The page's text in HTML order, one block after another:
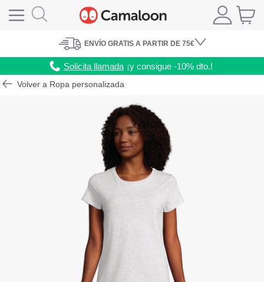
ENVÍO GRATIS A PARTIR DE 75€
Solicita llamada ¡y consigue -10% dto.!
Volver a Ropa personalizada